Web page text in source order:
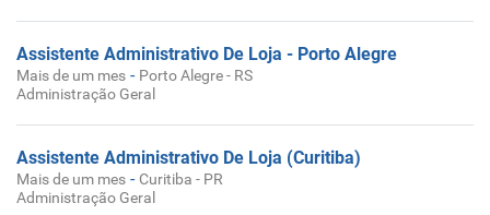
Assistente Administrativo De Loja - Porto Alegre
Mais de um mes - Porto Alegre - RS
Administração Geral
Assistente Administrativo De Loja (Curitiba)
Mais de um mes - Curitiba - PR
Administração Geral